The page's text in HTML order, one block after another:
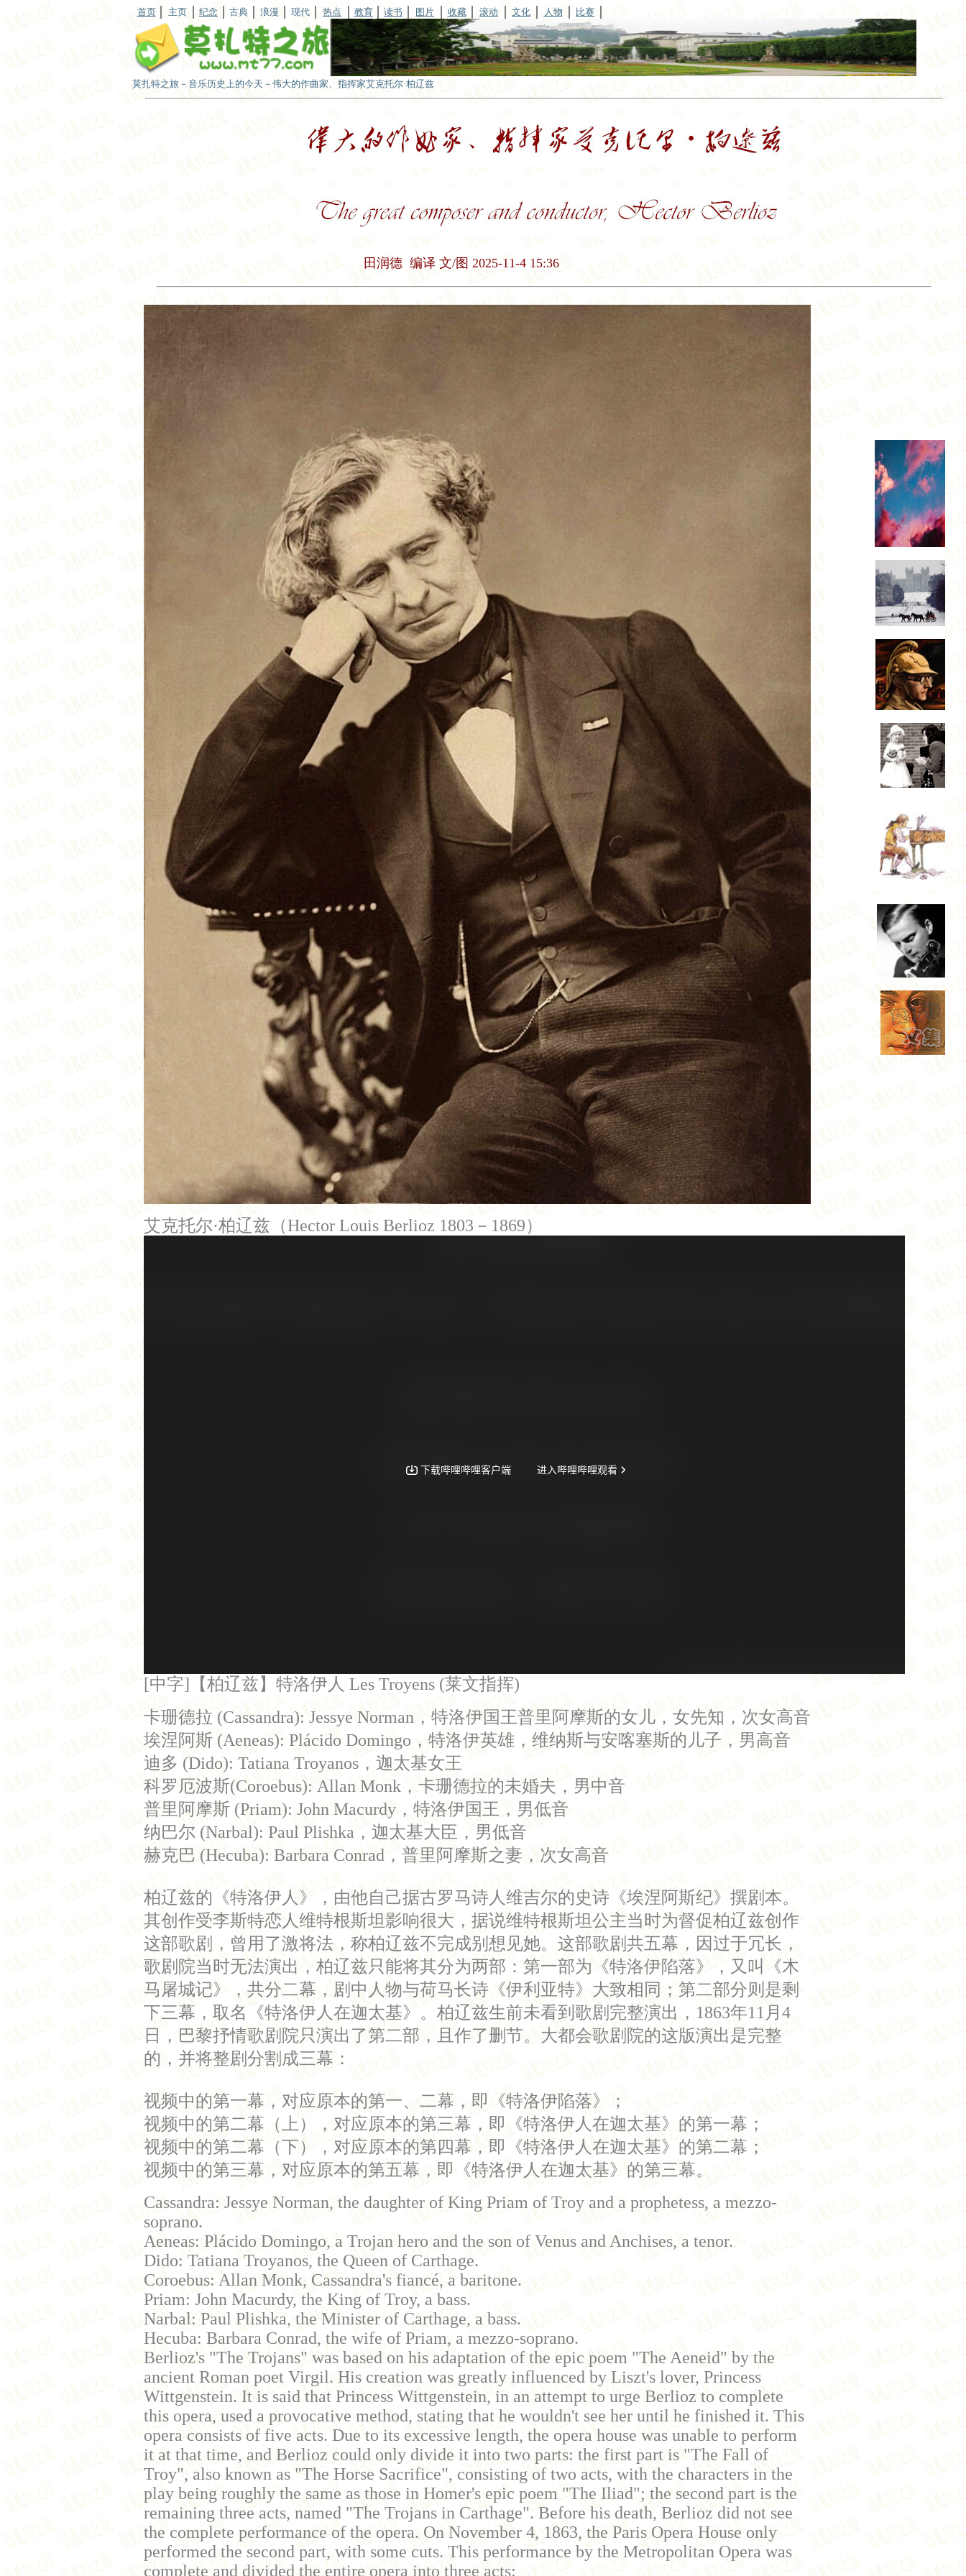
首页 主页 纪念 古典 浪漫 现代 热点 教育 读书 图片 收藏 滚动 文化 人物 比赛
莫扎特之旅－音乐历史上的今天－伟大的作曲家、指挥家艾克托尔·柏辽兹
田润德 编译 文/图 2025-11-4 15:36
艾克托尔·柏辽兹（Hector Louis Berlioz 1803－1869）
[中字]【柏辽兹】特洛伊人 Les Troyens (莱文指挥)
卡珊德拉 (Cassandra): Jessye Norman，特洛伊国王普里阿摩斯的女儿，女先知，次女高音
埃涅阿斯 (Aeneas): Plácido Domingo，特洛伊英雄，维纳斯与安喀塞斯的儿子，男高音
迪多 (Dido): Tatiana Troyanos，迦太基女王
科罗厄波斯(Coroebus): Allan Monk，卡珊德拉的未婚夫，男中音
普里阿摩斯 (Priam): John Macurdy，特洛伊国王，男低音
纳巴尔 (Narbal): Paul Plishka，迦太基大臣，男低音
赫克巴 (Hecuba): Barbara Conrad，普里阿摩斯之妻，次女高音
柏辽兹的《特洛伊人》，由他自己据古罗马诗人维吉尔的史诗《埃涅阿斯纪》撰剧本。
其创作受李斯特恋人维特根斯坦影响很大，据说维特根斯坦公主当时为督促柏辽兹创作
这部歌剧，曾用了激将法，称柏辽兹不完成别想见她。这部歌剧共五幕，因过于冗长，
歌剧院当时无法演出，柏辽兹只能将其分为两部：第一部为《特洛伊陷落》，又叫《木
马屠城记》，共分二幕，剧中人物与荷马长诗《伊利亚特》大致相同；第二部分则是剩
下三幕，取名《特洛伊人在迦太基》。柏辽兹生前未看到歌剧完整演出，1863年11月4
日，巴黎抒情歌剧院只演出了第二部，且作了删节。大都会歌剧院的这版演出是完整
的，并将整剧分割成三幕：
视频中的第一幕，对应原本的第一、二幕，即《特洛伊陷落》；
视频中的第二幕（上），对应原本的第三幕，即《特洛伊人在迦太基》的第一幕；
视频中的第二幕（下），对应原本的第四幕，即《特洛伊人在迦太基》的第二幕；
视频中的第三幕，对应原本的第五幕，即《特洛伊人在迦太基》的第三幕。
Cassandra: Jessye Norman, the daughter of King Priam of Troy and a prophetess, a mezzo-
soprano.
Aeneas: Plácido Domingo, a Trojan hero and the son of Venus and Anchises, a tenor.
Dido: Tatiana Troyanos, the Queen of Carthage.
Coroebus: Allan Monk, Cassandra's fiancé, a baritone.
Priam: John Macurdy, the King of Troy, a bass.
Narbal: Paul Plishka, the Minister of Carthage, a bass.
Hecuba: Barbara Conrad, the wife of Priam, a mezzo-soprano.
Berlioz's "The Trojans" was based on his adaptation of the epic poem "The Aeneid" by the
ancient Roman poet Virgil. His creation was greatly influenced by Liszt's lover, Princess
Wittgenstein. It is said that Princess Wittgenstein, in an attempt to urge Berlioz to complete
this opera, used a provocative method, stating that he wouldn't see her until he finished it. This
opera consists of five acts. Due to its excessive length, the opera house was unable to perform
it at that time, and Berlioz could only divide it into two parts: the first part is "The Fall of
Troy", also known as "The Horse Sacrifice", consisting of two acts, with the characters in the
play being roughly the same as those in Homer's epic poem "The Iliad"; the second part is the
remaining three acts, named "The Trojans in Carthage". Before his death, Berlioz did not see
the complete performance of the opera. On November 4, 1863, the Paris Opera House only
performed the second part, with some cuts. This performance by the Metropolitan Opera was
complete and divided the entire opera into three acts: